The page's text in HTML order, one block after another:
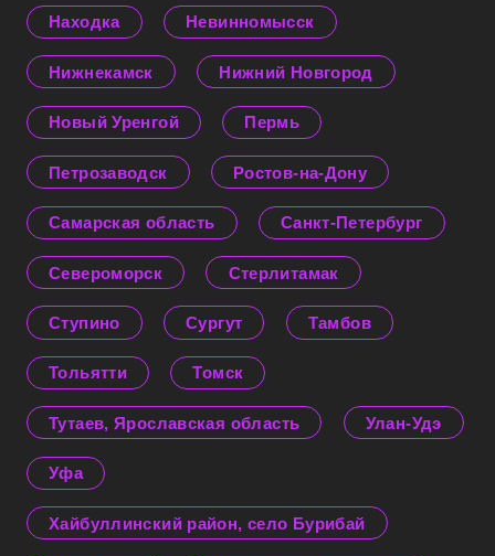
Находка Невинномысск
Нижнекамск Нижний Новгород
Новый Уренгой Пермь
Петрозаводск Ростов-на-Дону
Самарская область Санкт-Петербург
Североморск Стерлитамак
Ступино Сургут Тамбов
Тольятти Томск
Тутаев, Ярославская область Улан-Удэ
Уфа
Хайбуллинский район, село Бурибай